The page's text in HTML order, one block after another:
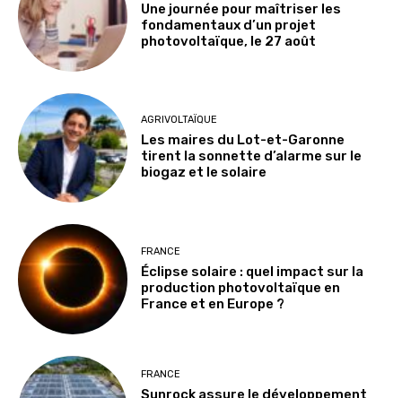
Une journée pour maîtriser les
fondamentaux d’un projet
photovoltaïque, le 27 août
AGRIVOLTAÏQUE
Les maires du Lot-et-Garonne
tirent la sonnette d’alarme sur le
biogaz et le solaire
FRANCE
Éclipse solaire : quel impact sur la
production photovoltaïque en
France et en Europe ?
FRANCE
Sunrock assure le développement